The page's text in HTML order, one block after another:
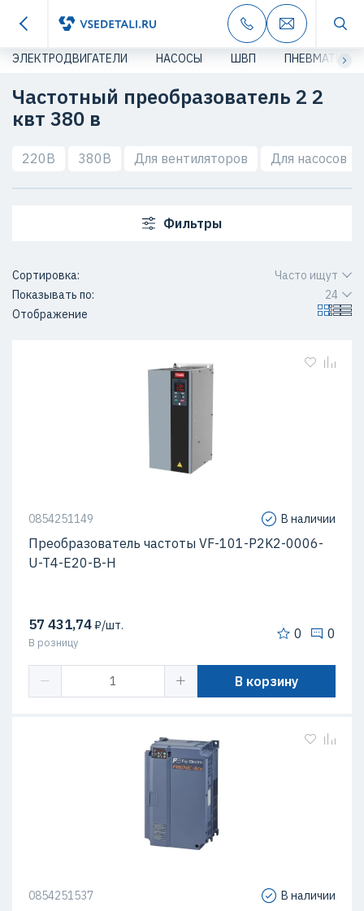
ЭЛЕКТРОДВИГАТЕЛИ НАСОСЫ ШВП ПНЕВМАТИКА
Частотный преобразователь 2 2
квт 380 в
220В 380В Для вентиляторов Для насосов
Фильтры
Сортировка:
Часто ищут
Показывать по:
24
Отображение
0854251149 В наличии
Преобразователь частоты VF-101-P2K2-0006-
U-T4-E20-B-H
57 431,74₽/шт.
В розницу
0 0
В корзину
0854251537 В наличии